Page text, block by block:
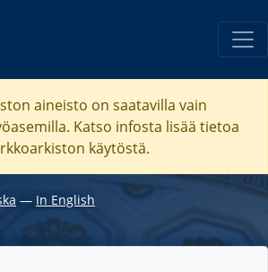
aineisto on saatavilla vain
Katso infosta lisää tietoa
käytöstä.
― In English